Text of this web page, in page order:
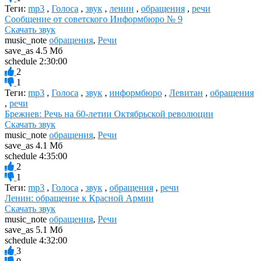
Теги: mp3 , Голоса , звук , ленин , обращения , речи
Сообщение от советского Информбюро № 9
Скачать звук
music_note обращения, Речи
save_as 4.5 Мб
schedule 2:30:00
2
1
Теги: mp3 , Голоса , звук , информбюро , Левитан , обращения
, речи
Брежнев: Речь на 60-летии Октябрьской революции
Скачать звук
music_note обращения, Речи
save_as 4.1 Мб
schedule 4:35:00
2
1
Теги: mp3 , Голоса , звук , обращения , речи
Ленин: обращение к Красной Армии
Скачать звук
music_note обращения, Речи
save_as 5.1 Мб
schedule 4:32:00
3